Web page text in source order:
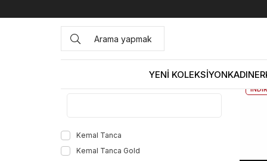
YENİ KOLEKSİYONKADIN
Anasayfa yılbaşı
yılbaşı
Kemal Tanca
Kemal Tanca Gold